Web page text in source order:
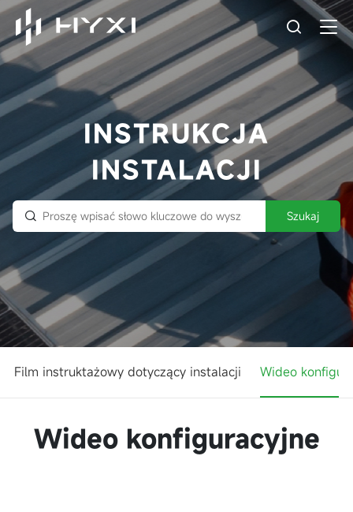
INSTRUKCJA
INSTALACJI
Szukaj
Film instruktażowy dotyczący instalacji Wideo
Wideo konfiguracyjne